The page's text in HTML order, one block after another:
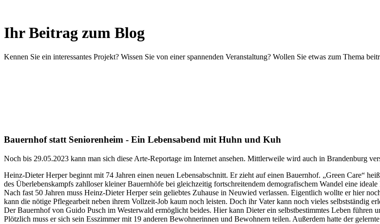
Ihr Beitrag zum Blog
Kennen Sie ein interessantes Projekt? Wissen Sie von einer spannenden Veranstaltung? Wollen Sie etwas zum Thema
Bauernhof statt Seniorenheim - Ein Lebensabend mit Huhn und Kuh
Noch bis 29.05.2023 kann man sich diese Arte-Reportage im Internet ansehen. Mittlerweile wird auch in Brandenburg
Heinz-Dieter Herper beginnt mit 74 Jahren einen neuen Lebensabschnitt. Er zieht auf einen Bauernhof. „Green Care“
des Überlebenskampfs zahlloser kleiner Bauernhöfe bei gleichzeitig fortschreitendem demografischem Wandel eine
Nach fast 50 Jahren muss Heinz-Dieter Herper sein geliebtes Zuhause in Neuwied verlassen. Eigentlich wollte er hier
kann die nötige Pflegearbeit neben ihrem Vollzeit-Job kaum noch leisten. Doch ihr Vater kann noch vieles selbstständig
Der Bauernhof von Guido Pusch im Westerwald ermöglicht beides. Hier kann Dieter ein selbstbestimmtes Leben
Plötzlich muss er sich sein Esszimmer mit 19 anderen Bewohnerinnen und Bewohnern teilen. Außerdem hatte der